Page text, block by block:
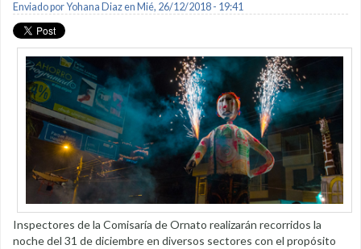
Enviado porYohana Diazen Mié, 26/12/2018 - 19:41
Inspectores de la Comisaría de Ornato realizarán recorridos la
noche del 31 de diciembre en diversos sectores con el propósito